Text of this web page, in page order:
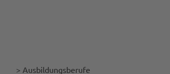
> Ausbildungsberufe